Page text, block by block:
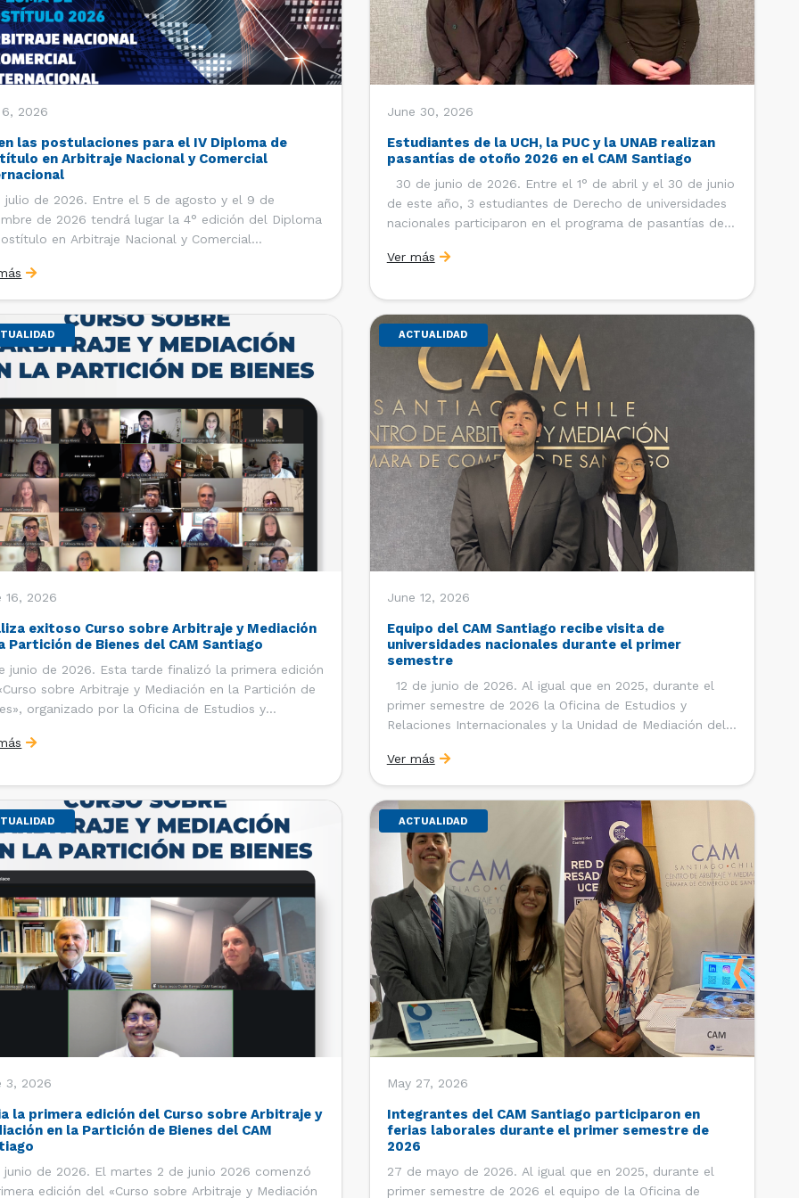
2026
las postulaciones para el IV Diploma de
en Arbitraje Nacional y Comercial
julio de 2026. Entre el 5 de agosto y el 9 de
de 2026 tendrá lugar la 4° edición del Diploma
en Arbitraje Nacional y Comercial
Internacional de la Facultad de Derecho de la
de Chile y […]
June 30, 2026
Estudiantes de la UCH, la PUC y la UNAB realizan
pasantías de otoño 2026 en el CAM Santiago
30 de junio de 2026. Entre el 1° de abril y el 30 de junio
de este año, 3 estudiantes de Derecho de universidades
nacionales participaron en el programa de pasantías del
Comercio de Santiago (CCS). Así, se realizaron […]
Ver más
16, 2026
exitoso Curso sobre Arbitraje y Mediación
Partición de Bienes del CAM Santiago
junio de 2026. Esta tarde finalizó la primera edición
sobre Arbitraje y Mediación en la Partición de
organizado por la Oficina de Estudios y
(CAM) de la Cámara de Comercio de Santiago
ACTUALIDAD
June 12, 2026
Equipo del CAM Santiago recibe visita de
universidades nacionales durante el primer
semestre
12 de junio de 2026. Al igual que en 2025, durante el
primer semestre de 2026 la Oficina de Estudios y
Relaciones Internacionales y la Unidad de Mediación del
Comercio de Santiago (CCS) han recibido la visita de
estudiantes de […]
Ver más
3, 2026
la primera edición del Curso sobre Arbitraje y
en la Partición de Bienes del CAM
junio de 2026. El martes 2 de junio 2026 comenzó
edición del «Curso sobre Arbitraje y Mediación
ACTUALIDAD
May 27, 2026
Integrantes del CAM Santiago participaron en
ferias laborales durante el primer semestre de
2026
27 de mayo de 2026. Al igual que en 2025, durante el
primer semestre de 2026 el equipo de la Oficina de